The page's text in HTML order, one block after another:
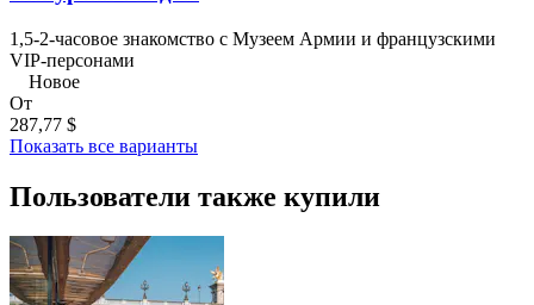
1,5-2-часовое знакомство с Музеем Армии и французскими
VIP-персонами
Новое
От
287,77 $
Показать все варианты
Пользователи также купили